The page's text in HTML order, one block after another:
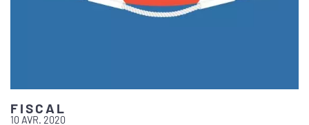
FISCAL
10 AVR. 2020